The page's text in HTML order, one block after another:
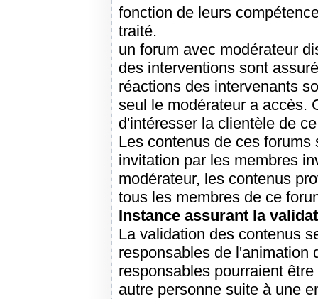
fonction de leurs
traité.
un forum avec modérateur
des interventions sont
réactions des intervenants
seul le modérateur a accès.
d'intéresser la clientèle de
Les contenus de ces
invitation par les membres
modérateur, les contenus
tous les membres de ce
Instance assurant la
La validation des contenus
responsables de l'animation
responsables pourraient
autre personne suite à une